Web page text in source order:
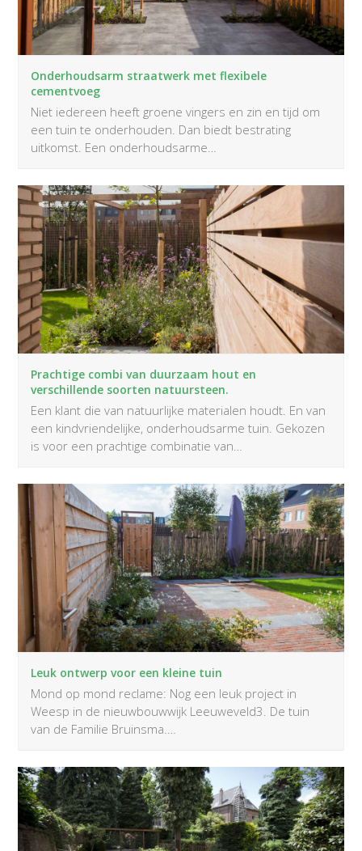
Onderhoudsarm straatwerk met flexibele
cementvoeg
Niet iedereen heeft groene vingers en zin en tijd om
een tuin te onderhouden. Dan biedt bestrating
uitkomst. Een onderhoudsarme…
Prachtige combi van duurzaam hout en
verschillende soorten natuursteen.
Een klant die van natuurlijke materialen houdt. En van
een kindvriendelijke, onderhoudsarme tuin. Gekozen
is voor een prachtige combinatie van…
Leuk ontwerp voor een kleine tuin
Mond op mond reclame: Nog een leuk project in
Weesp in de nieuwbouwwijk Leeuweveld3. De tuin
van de Familie Bruinsma.…